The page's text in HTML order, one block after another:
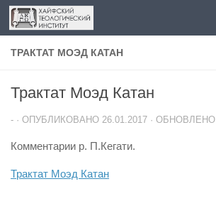
Перейти к содержимому
ТРАКТАТ МОЭД КАТАН
Трактат Моэд Катан
- · ОПУБЛИКОВАНО 26.01.2017 · ОБНОВЛЕНО
Комментарии р. П.Кегати.
Трактат Моэд Катан